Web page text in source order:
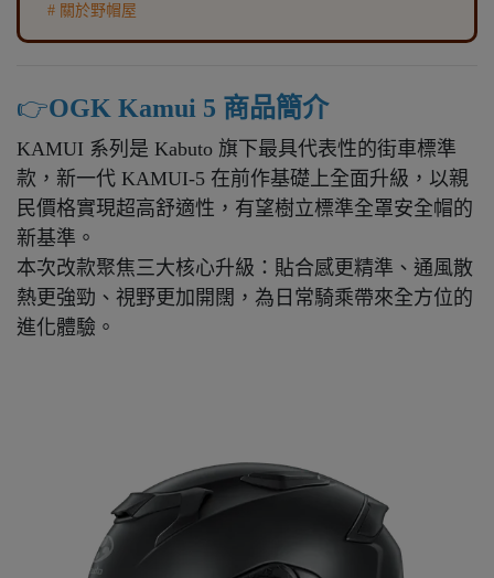
# 關於野帽屋
👉️OGK Kamui 5 商品簡介
KAMUI 系列是 Kabuto 旗下最具代表性的街車標準
款，新一代 KAMUI-5 在前作基礎上全面升級，以親
民價格實現超高舒適性，有望樹立標準全罩安全帽的
新基準。
本次改款聚焦三大核心升級：貼合感更精準、通風散
熱更強勁、視野更加開闊，為日常騎乘帶來全方位的
進化體驗。